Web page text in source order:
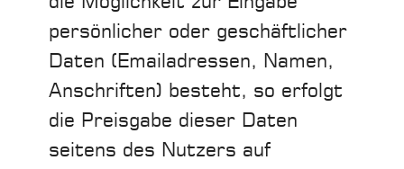
persönlicher oder geschäftlicher
Daten (Emailadressen, Namen,
Anschriften) besteht, so erfolgt
die Preisgabe dieser Daten
seitens des Nutzers auf